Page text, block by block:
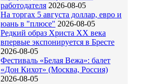
работодателя 2026-08-05
На торгах 5 августа доллар, евро и
юань в "плюсе" 2026-08-05
Редкий образ Христа ХХ века
впервые экспонируется в Бресте
2026-08-05
Фестиваль «Белая Вежа»: балет
«Дон Кихот» (Москва, Россия)
2026-08-05